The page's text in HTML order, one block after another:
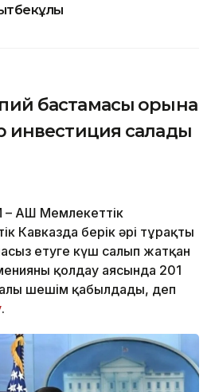
бастамасы қорына
инвестиция салады
АҚШ Мемлекеттік
Кавказда берік әрі тұрақты
етуге күш салып жатқан
қолдау аясында 201
шешім қабылдады, деп
.